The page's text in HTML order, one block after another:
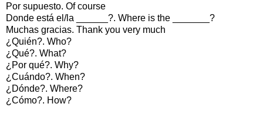
Por supuesto. Of course
Donde está el/la ______?. Where is the _______?
Muchas gracias. Thank you very much
¿Quién?. Who?
¿Qué?. What?
¿Por qué?. Why?
¿Cuándo?. When?
¿Dónde?. Where?
¿Cómo?. How?